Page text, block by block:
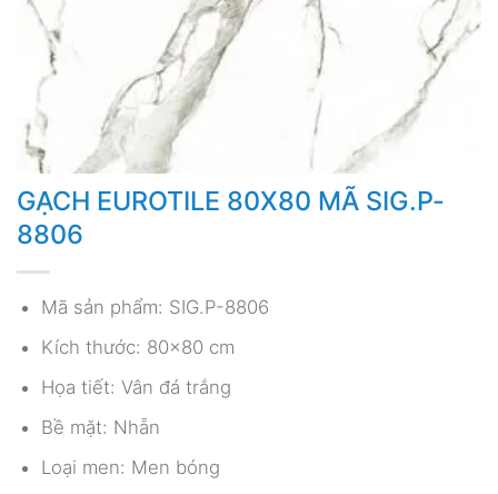
GẠCH EUROTILE 80X80 MÃ SIG.P-
8806
Mã sản phẩm: SIG.P-8806
Kích thước: 80×80 cm
Họa tiết: Vân đá trắng
Bề mặt: Nhẵn
Loại men: Men bóng